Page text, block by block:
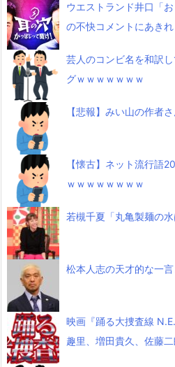
ウエストランド井口「
の不快コメントにあきれ
芸人のコンビ名を和訳
グｗｗｗｗｗｗｗ
【悲報】みい山の作者
【懐古】ネット流行語
ｗｗｗｗｗｗｗｗ
若槻千夏「丸亀製麺の水
松本人志の天才的な一
映画『踊る大捜査線
趣里、増田貴久、佐藤